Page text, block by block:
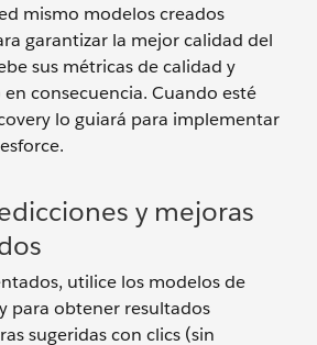
mismo modelos creados
garantizar la mejor calidad del
sus métricas de calidad y
consecuencia. Cuando esté
lo guiará para implementar
y mejoras
utilice los modelos de
para obtener resultados
sugeridas con clics (sin